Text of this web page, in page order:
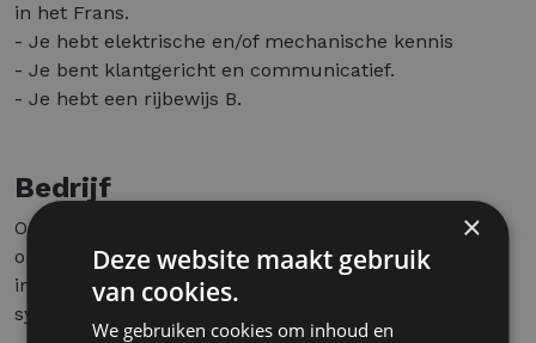
in het Frans.
- Je hebt elektrische en/of mechanische kennis
- Je bent klantgericht en communicatief.
- Je hebt een rijbewijs B.
Bedrijf
Onze klant is actief in de technische sector en biedt
oplossingen voor gebouwen. Het bedrijf staat in voor
installatie, onderhoud en service van technische
systemen.
×
Deze website maakt gebruik
van cookies.
We gebruiken cookies om inhoud en